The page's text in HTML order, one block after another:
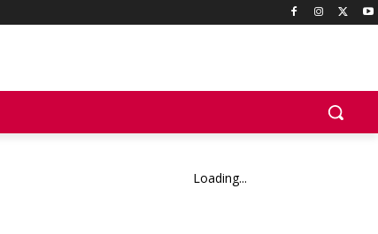
Loading...